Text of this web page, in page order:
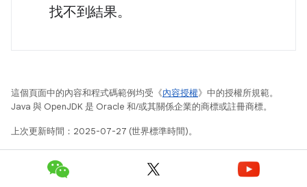
找不到結果。
這個頁面中的內容和程式碼範例均受《內容授權》中的授權所規範。
Java 與 OpenJDK 是 Oracle 和/或其關係企業的商標或註冊商標。
上次更新時間：2025-07-27 (世界標準時間)。